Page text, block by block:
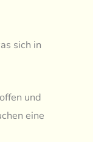
sich in
und
eine